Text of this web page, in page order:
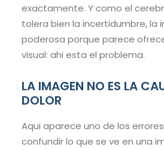
exactamente. Y como el
tolera bien la incertidumbre, la
poderosa porque parece
visual: ahi esta el problema.
LA IMAGEN NO ES LA
DOLOR
Aqui aparece uno de los
confundir lo que se ve en una